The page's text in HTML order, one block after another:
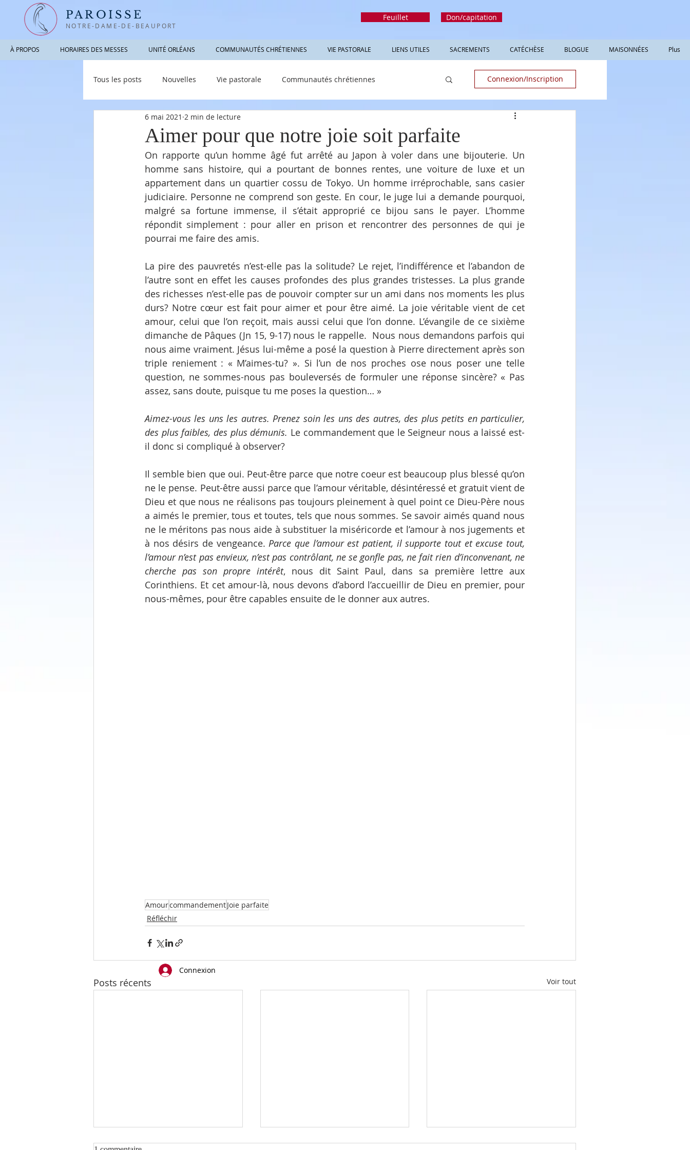
PAROISSE
NOTRE-DAME-DE-BEAUPORT
Feuillet Don/capitation
Connexion
À PROPOS HORAIRES DES MESSES UNITÉ ORLÉANS COMMUNAUTÉS CHRÉTIENNES VIE PASTORALE LIENS UTILES SACREMENTS CATÉCHÈSE BLOGUE MAISONNÉES Plus
Tous les posts Nouvelles Vie pastorale Communautés chrétiennes
Photographies / Vidéos Informations utiles
Connexion/Inscription
Aimer pour que notre joie soit parfaite
6 mai 2021 2 min de lecture
On rapporte qu’un homme âgé fut arrêté au Japon à voler dans une bijouterie. Un
homme sans histoire, qui a pourtant de bonnes rentes, une voiture de luxe et un
appartement dans un quartier cossu de Tokyo. Un homme irréprochable, sans casier
judiciaire. Personne ne comprend son geste. En cour, le juge lui a demande pourquoi,
malgré sa fortune immense, il s’était approprié ce bijou sans le payer. L’homme
répondit simplement : pour aller en prison et rencontrer des personnes de qui je
pourrai me faire des amis.
La pire des pauvretés n’est-elle pas la solitude? Le rejet, l’indifférence et l’abandon de
l’autre sont en effet les causes profondes des plus grandes tristesses. La plus grande
des richesses n’est-elle pas de pouvoir compter sur un ami dans nos moments les plus
durs? Notre cœur est fait pour aimer et pour être aimé. La joie véritable vient de cet
amour, celui que l’on reçoit, mais aussi celui que l’on donne. L’évangile de ce sixième
dimanche de Pâques (Jn 15, 9-17) nous le rappelle.  Nous nous demandons parfois qui
nous aime vraiment. Jésus lui-même a posé la question à Pierre directement après son
triple reniement : « M’aimes-tu? ». Si l’un de nos proches ose nous poser une telle
question, ne sommes-nous pas bouleversés de formuler une réponse sincère? « Pas
assez, sans doute, puisque tu me poses la question… »
Aimez-vous les uns les autres. Prenez soin les uns des autres, des plus petits en particulier,
des plus faibles, des plus démunis. Le commandement que le Seigneur nous a laissé est-
il donc si compliqué à observer?
Il semble bien que oui. Peut-être parce que notre coeur est beaucoup plus blessé qu’on
ne le pense. Peut-être aussi parce que l’amour véritable, désintéressé et gratuit vient de
Dieu et que nous ne réalisons pas toujours pleinement à quel point ce Dieu-Père nous
a aimés le premier, tous et toutes, tels que nous sommes. Se savoir aimés quand nous
ne le méritons pas nous aide à substituer la miséricorde et l’amour à nos jugements et
à nos désirs de vengeance. Parce que l’amour est patient, il supporte tout et excuse tout,
l’amour n’est pas envieux, n’est pas contrôlant, ne se gonfle pas, ne fait rien d’inconvenant, ne
cherche pas son propre intérêt, nous dit Saint Paul, dans sa première lettre aux
Corinthiens. Et cet amour-là, nous devons d’abord l’accueillir de Dieu en premier, pour
nous-mêmes, pour être capables ensuite de le donner aux autres.
AmourcommandementJoie parfaite
Réfléchir
Posts récents Voir tout